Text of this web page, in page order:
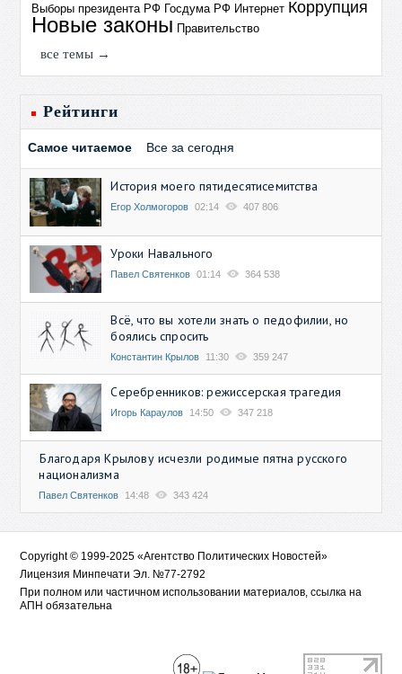
Выборы президента РФ Госдума РФ Интернет Коррупция
Новые законы Правительство
все темы →
Рейтинги
Самое читаемое Все за сегодня
История моего пятидесятисемитства
Егор Холмогоров 02:14 407 806
Уроки Навального
Павел Святенков 01:14 364 538
Всё, что вы хотели знать о педофилии, но
боялись спросить
Константин Крылов 11:30 359 247
Серебренников: режиссерская трагедия
Игорь Караулов 14:50 347 218
Благодаря Крылову исчезли родимые пятна русского
национализма
Павел Святенков 14:48 343 424
Copyright © 1999-2025 «Агентство Политических Новостей»
Лицензия Минпечати Эл. №77-2792
При полном или частичном использовании материалов, ссылка на
АПН обязательна